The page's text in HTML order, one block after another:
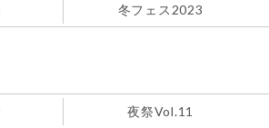
冬フェス2023
夜祭Vol.11